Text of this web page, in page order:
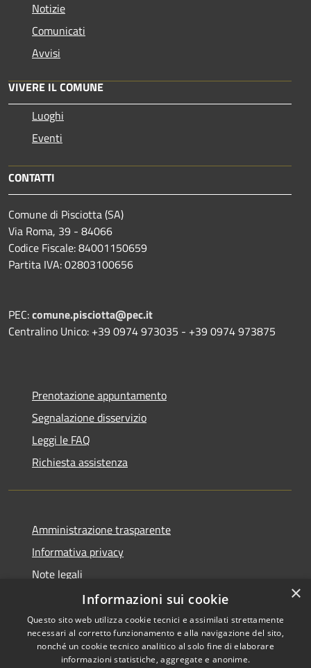
Notizie
Comunicati
Avvisi
VIVERE IL COMUNE
Luoghi
Eventi
CONTATTI
Comune di Pisciotta (SA)
Via Roma, 39 - 84066
Codice Fiscale: 84001150659
Partita IVA: 02803100656
PEC:comune.pisciotta@pec.it
Centralino Unico: +39 0974 973035 - +39 0974 973875
Prenotazione appuntamento
Segnalazione disservizio
Leggi le FAQ
Richiesta assistenza
Amministrazione trasparente
Informativa privacy
Note legali
Dichiarazione di accessibilità
×
Informazioni sui cookie
Questo sito web utilizza cookie tecnici e assimilati strettamente
necessari al corretto funzionamento e alla navigazione del sito,
nonché un cookie tecnico analitico al solo fine di elaborare
informazioni statistiche, aggregate e anonime.